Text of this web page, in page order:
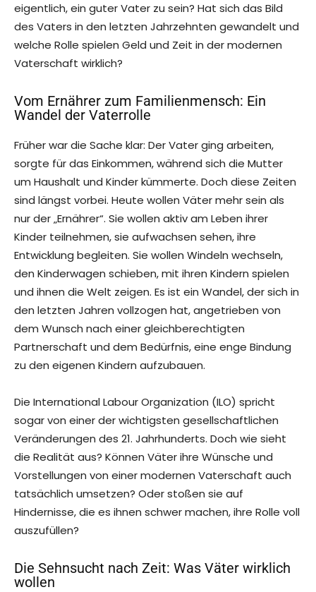
eigentlich, ein guter Vater zu sein? Hat sich das Bild
des Vaters in den letzten Jahrzehnten gewandelt und
welche Rolle spielen Geld und Zeit in der modernen
Vaterschaft wirklich?
Vom Ernährer zum Familienmensch: Ein
Wandel der Vaterrolle
Früher war die Sache klar: Der Vater ging arbeiten,
sorgte für das Einkommen, während sich die Mutter
um Haushalt und Kinder kümmerte. Doch diese Zeiten
sind längst vorbei. Heute wollen Väter mehr sein als
nur der „Ernährer“. Sie wollen aktiv am Leben ihrer
Kinder teilnehmen, sie aufwachsen sehen, ihre
Entwicklung begleiten. Sie wollen Windeln wechseln,
den Kinderwagen schieben, mit ihren Kindern spielen
und ihnen die Welt zeigen. Es ist ein Wandel, der sich in
den letzten Jahren vollzogen hat, angetrieben von
dem Wunsch nach einer gleichberechtigten
Partnerschaft und dem Bedürfnis, eine enge Bindung
zu den eigenen Kindern aufzubauen.
Die International Labour Organization (ILO) spricht
sogar von einer der wichtigsten gesellschaftlichen
Veränderungen des 21. Jahrhunderts. Doch wie sieht
die Realität aus? Können Väter ihre Wünsche und
Vorstellungen von einer modernen Vaterschaft auch
tatsächlich umsetzen? Oder stoßen sie auf
Hindernisse, die es ihnen schwer machen, ihre Rolle voll
auszufüllen?
Die Sehnsucht nach Zeit: Was Väter wirklich
wollen